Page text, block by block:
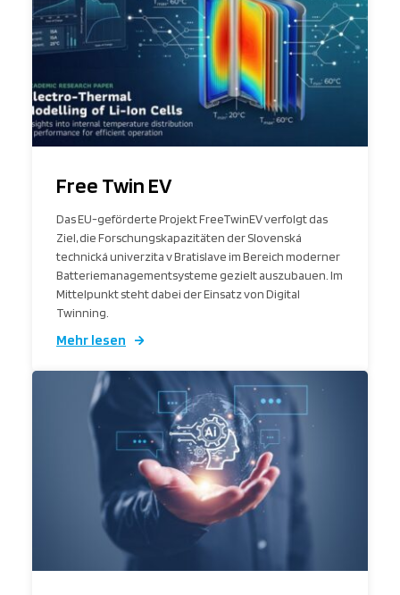
Free Twin EV
Das EU-geförderte Projekt FreeTwinEV verfolgt das
Ziel, die Forschungskapazitäten der Slovenská
technická univerzita v Bratislave im Bereich moderner
Batteriemanagementsysteme gezielt auszubauen. Im
Mittelpunkt steht dabei der Einsatz von Digital
Twinning.
Mehr lesen